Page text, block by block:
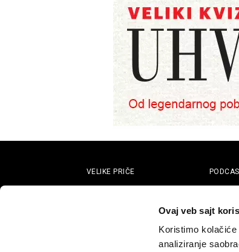
Ovaj veb sajt
Koristimo
analiziranje
VELIKE PRIČE
Faktor